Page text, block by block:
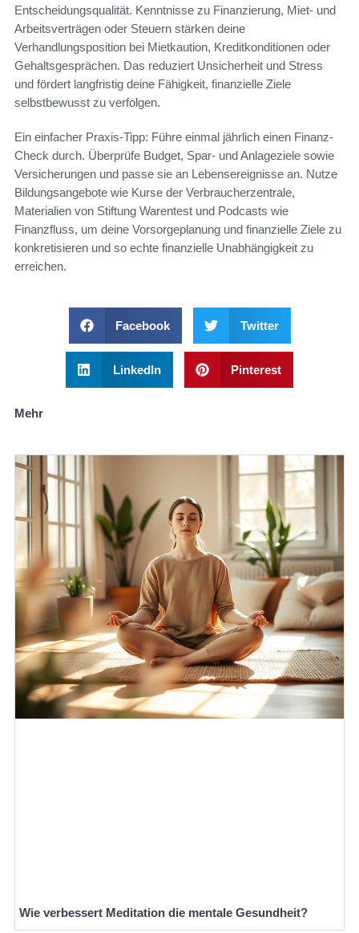
Entscheidungsqualität. Kenntnisse zu Finanzierung, Miet- und
Arbeitsverträgen oder Steuern stärken deine
Verhandlungsposition bei Mietkaution, Kreditkonditionen oder
Gehaltsgesprächen. Das reduziert Unsicherheit und Stress
und fördert langfristig deine Fähigkeit, finanzielle Ziele
selbstbewusst zu verfolgen.
Ein einfacher Praxis-Tipp: Führe einmal jährlich einen Finanz-
Check durch. Überprüfe Budget, Spar- und Anlageziele sowie
Versicherungen und passe sie an Lebensereignisse an. Nutze
Bildungsangebote wie Kurse der Verbraucherzentrale,
Materialien von Stiftung Warentest und Podcasts wie
Finanzfluss, um deine Vorsorgeplanung und finanzielle Ziele zu
konkretisieren und so echte finanzielle Unabhängigkeit zu
erreichen.
Facebook Twitter
LinkedIn Pinterest
Mehr
Wie verbessert Meditation die mentale Gesundheit?